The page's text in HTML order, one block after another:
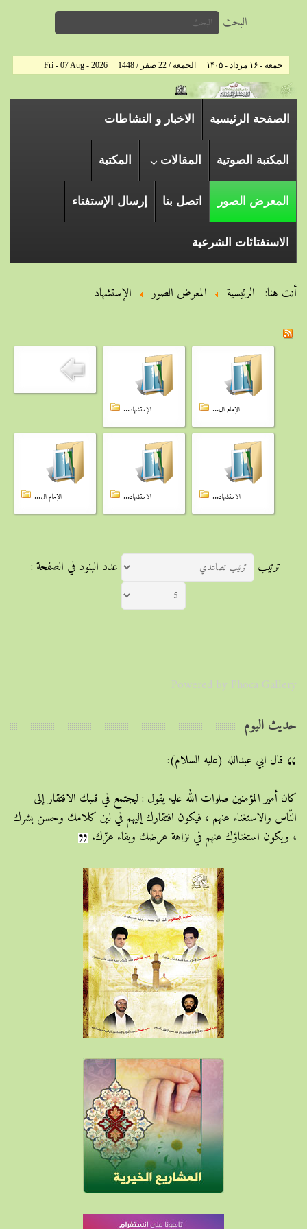
البحث
جمعه - ۱۶ مرداد - ۱۴۰۵ الجمعة / 22 صفر / 1448 Fri - 07 Aug - 2026
الصفحة الرئیسیة الاخبار و النشاطات
المكتبة الصوتية المقالات المكتبة
المعرض الصور اتصل بنا إرسال الإستفتاء
الاستفتائات الشرعية
أنت هنا: الرئيسية المعرض الصور الإستشهاد
الإستشهاد... الإمام ال...
الإمام ال... الاستشهاد... الاستشهاد...
ترتيب عدد البنود في الصفحة :
Powered by Phoca Gallery
حديث اليوم
قال ابي عبدالله (علیه السلام):
كان أمير المؤمنين صلوات الله عليه يقول : ليجتمع في قلبك الافتقار إلى
النّاس والاستغناء عنهم ، فيكون افتقارك إليهم في لين كلامك وحسن بشرك
، ويكون استغناؤك عنهم في نزاهة عرضك وبقاء عزّك.